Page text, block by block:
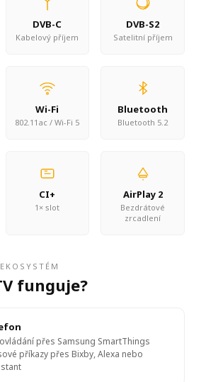
DVB-C
Kabelový příjem
DVB-S2
Satelitní příjem
Wi-Fi
802.11ac / Wi-Fi 5
Bluetooth
Bluetooth 5.2
CI+
1× slot
AirPlay 2
Bezdrátové
zrcadlení
funguje?
přes Samsung SmartThings
příkazy přes Bixby, Alexa nebo